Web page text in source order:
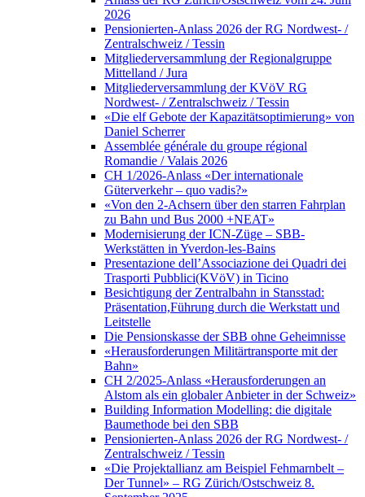
2026
Pensionierten-Anlass 2026 der RG Nordwest- /
Zentralschweiz / Tessin
Mitgliederversammlung der Regionalgruppe
Mittelland / Jura
Mitgliederversammlung der KVöV RG
Nordwest- / Zentralschweiz / Tessin
«Die elf Gebote der Kapazitätsoptimierung» von
Daniel Scherrer
Assemblée générale du groupe régional
Romandie / Valais 2026
CH 1/2026-Anlass «Der internationale
Güterverkehr – quo vadis?»
«Von den 2-Achsern über den starren Fahrplan
zu Bahn und Bus 2000 +NEAT»
Modernisierung der ICN-Züge – SBB-
Werkstätten in Yverdon-les-Bains
Presentazione dell’Associazione dei Quadri dei
Trasporti Pubblici(KVöV) in Ticino
Besichtigung der Zentralbahn in Stansstad:
Präsentation,Führung durch die Werkstatt und
Leitstelle
Die Pensionskasse der SBB ohne Geheimnisse
«Herausforderungen Militärtransporte mit der
Bahn»
CH 2/2025-Anlass «Herausforderungen an
Alstom als ein globaler Anbieter in der Schweiz»
Building Information Modelling: die digitale
Baumethode bei den SBB
Pensionierten-Anlass 2026 der RG Nordwest- /
Zentralschweiz / Tessin
«Die Projektallianz am Beispiel Fehmarnbelt –
Der Tunnel» – RG Zürich/Ostschweiz 8.